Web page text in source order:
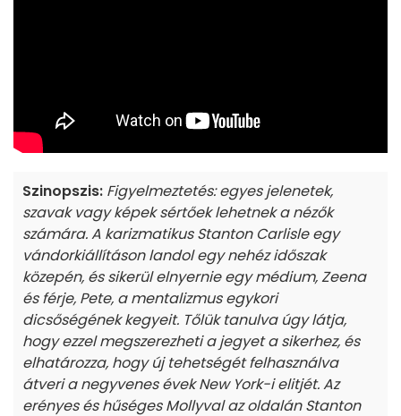
Szinopszis: Figyelmeztetés: egyes jelenetek,
szavak vagy képek sértőek lehetnek a nézők
számára. A karizmatikus Stanton Carlisle egy
vándorkiállításon landol egy nehéz időszak
közepén, és sikerül elnyernie egy médium, Zeena
és férje, Pete, a mentalizmus egykori
dicsőségének kegyeit. Tőlük tanulva úgy látja,
hogy ezzel megszerezheti a jegyet a sikerhez, és
elhatározza, hogy új tehetségét felhasználva
átveri a negyvenes évek New York-i elitjét. Az
erényes és hűséges Mollyval az oldalán Stanton